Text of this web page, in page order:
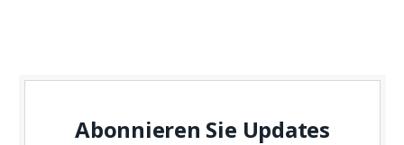
Abonnieren Sie Updates